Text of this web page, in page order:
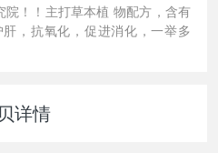
院！！主打草本植 物配方，含有
，抗氧化，促进消化，一举多
详情